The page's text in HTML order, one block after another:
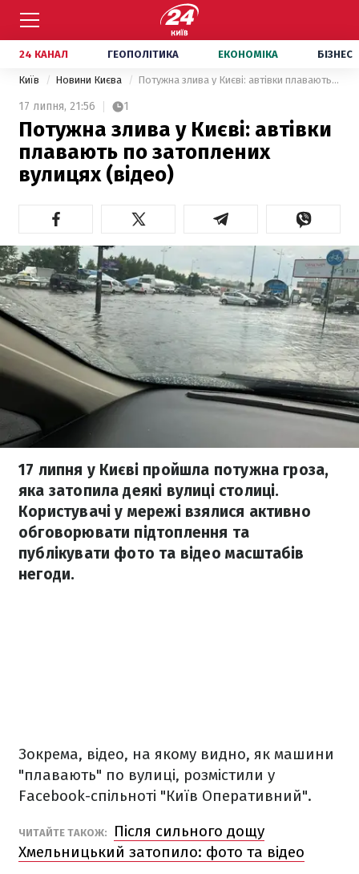
24 КАНАЛ ГЕОПОЛІТИКА ЕКОНОМІКА БІЗНЕС
Київ Новини Києва Потужна злива у Києві: автівки плавають по затоплених вулицях (відео)
17 липня, 21:56 1
Потужна злива у Києві: автівки
плавають по затоплених
вулицях (відео)
17 липня у Києві пройшла потужна гроза,
яка затопила деякі вулиці столиці.
Користувачі у мережі взялися активно
обговорювати підтоплення та
публікувати фото та відео масштабів
негоди.
Зокрема, відео, на якому видно, як машини
"плавають" по вулиці, розмістили у
Facebook-спільноті "Київ Оперативний".
ЧИТАЙТЕ ТАКОЖ:
Після сильного дощу
Хмельницький затопило: фото та відео